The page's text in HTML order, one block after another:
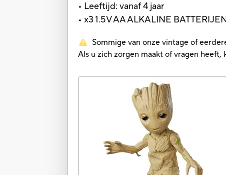
• Leeftijd: vanaf 4 jaar
• x3 1.5V AA ALKALINE
Sommige van onze vintage of
Als u zich zorgen maakt of vragen